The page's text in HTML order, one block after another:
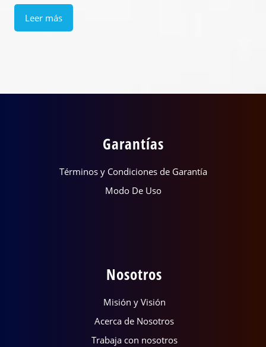
Leer más
Garantías
Términos y Condiciones de Garantía
Modo De Uso
Nosotros
Misión y Visión
Acerca de Nosotros
Trabaja con nosotros